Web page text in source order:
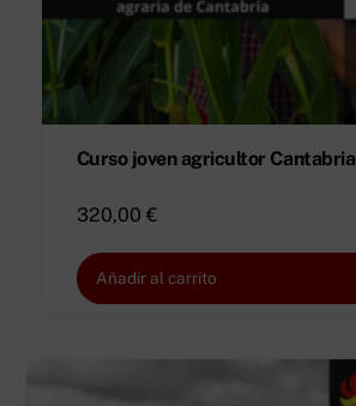
Curso joven agricultor Cantabria
320,00 €
Añadir al carrito